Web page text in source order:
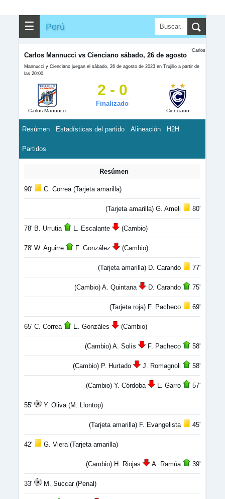
☰ Perú
Carlos Mannucci vs Cienciano sábado, 26 de agosto
Carlos
Mannucci y Cienciano juegan el sábado, 26 de agosto de 2023 en Trujillo a partir de
las 20:00.
Carlos Mannucci
2 - 0
Finalizado
Cienciano
Resúmen Estadísticas del partido Alineación H2H
Partidos
Resúmen
90' C. Correa (Tarjeta amarilla)
(Tarjeta amarilla) G. Ameli 80'
78' B. Urrutia L. Escalante (Cambio)
78' W. Aguirre F. González (Cambio)
(Tarjeta amarilla) D. Carando 77'
(Cambio) A. Quintana D. Carando 75'
(Tarjeta roja) F. Pacheco 69'
65' C. Correa E. Gonzáles (Cambio)
(Cambio) A. Solís F. Pacheco 58'
(Cambio) P. Hurtado J. Romagnoli 58'
(Cambio) Y. Córdoba L. Garro 57'
55' Y. Oliva (M. Llontop)
(Tarjeta amarilla) F. Evangelista 45'
42' G. Viera (Tarjeta amarilla)
(Cambio) H. Riojas A. Ramúa 39'
33' M. Succar (Penal)